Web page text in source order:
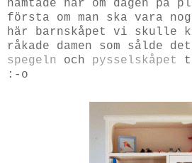
hämtade här om dagen
första om man ska vara
här barnskåpet vi skulle
råkade damen som sålde
spegeln
och pysselskåpet
:-o